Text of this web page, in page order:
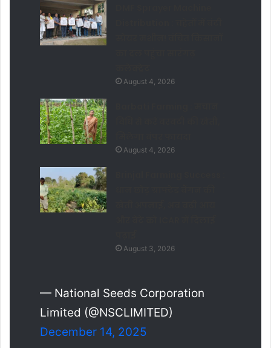
August 4, 2026
August 4, 2026
August 3, 2026
— National Seeds Corporation
Limited (@NSCLIMITED)
December 14, 2025